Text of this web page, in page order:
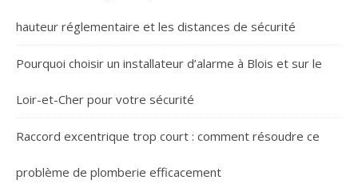
hauteur réglementaire et les distances de sécurité
Pourquoi choisir un installateur d’alarme à Blois et sur le
Loir-et-Cher pour votre sécurité
Raccord excentrique trop court : comment résoudre ce
problème de plomberie efficacement